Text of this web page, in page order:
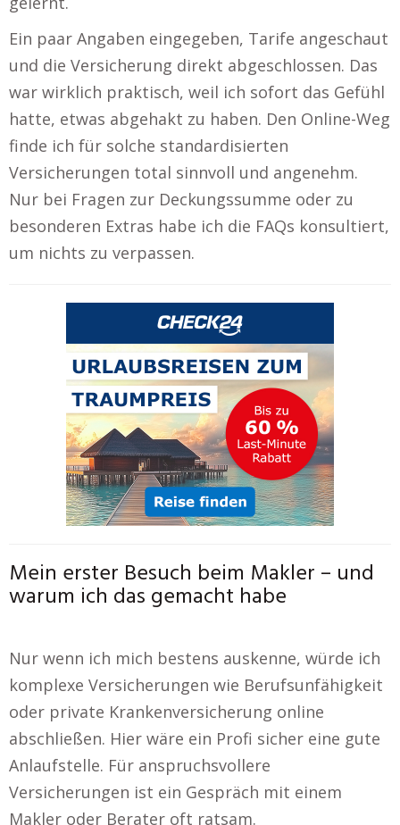
Ein paar Angaben eingegeben, Tarife angeschaut
und die Versicherung direkt abgeschlossen. Das
war wirklich praktisch, weil ich sofort das Gefühl
hatte, etwas abgehakt zu haben. Den Online-Weg
finde ich für solche standardisierten
Versicherungen total sinnvoll und angenehm.
Nur bei Fragen zur Deckungssumme oder zu
besonderen Extras habe ich die FAQs konsultiert,
um nichts zu verpassen.
Mein erster Besuch beim Makler – und
warum ich das gemacht habe
Nur wenn ich mich bestens auskenne, würde ich
komplexe Versicherungen wie Berufsunfähigkeit
oder private Krankenversicherung online
abschließen. Hier wäre ein Profi sicher eine gute
Anlaufstelle. Für anspruchsvollere
Versicherungen ist ein Gespräch mit einem
Makler oder Berater oft ratsam.